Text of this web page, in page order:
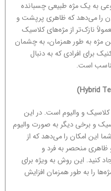
به یک مژه طبیعی چسبانده
را می‌دهد که ظاهری پرپشت و
نازک‌تر از مژه‌های کلاسیک
مژه به طور همزمان، به چشمان
برای افرادی که به دنبال
است.
و والیوم است. در این
و برخی دیگر به صورت والیوم
این امکان را می‌دهد که از
ظاهری منحصر به فرد و
کنید. این روش به ویژه برای
را به طور همزمان افزایش